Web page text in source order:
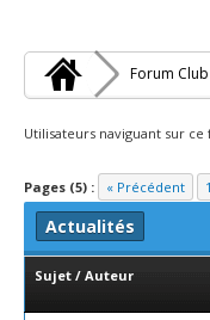
Forum
Utilisateurs naviguant sur ce
Pages (5) : « Précédent 1
Actualités
Sujet / Auteur